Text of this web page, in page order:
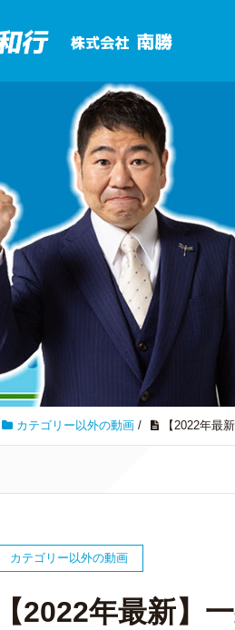
カテゴリー以外の動画 / 【2022年最
カテゴリー以外の動画
【2022年最新】